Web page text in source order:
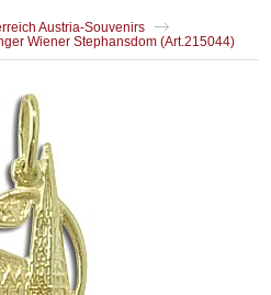
Austria-Souvenirs
Wiener Stephansdom (Art.215044)